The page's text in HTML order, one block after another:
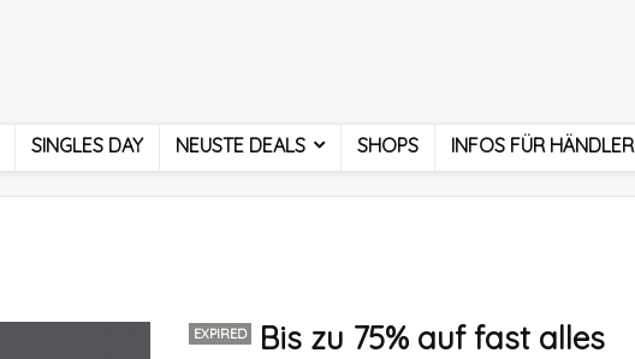
SINGLES DAY NEUSTE DEALS SHOPS INFOS FÜR HÄNDLER
EXPIRED Bis zu 75% auf fast alles